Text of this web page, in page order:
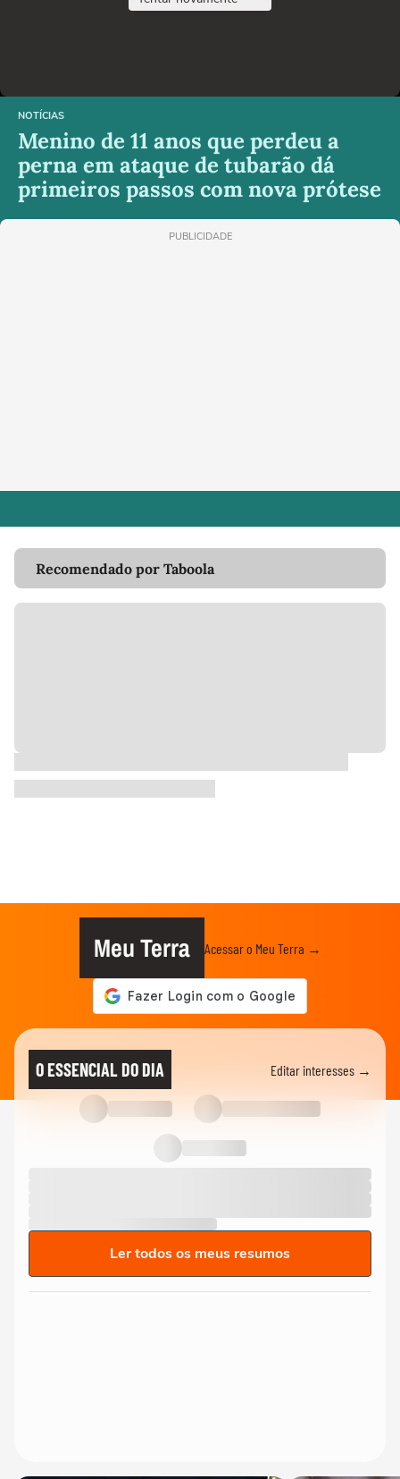
NOTÍCIAS
Menino de 11 anos que perdeu a
perna em ataque de tubarão dá
primeiros passos com nova prótese
PUBLICIDADE
Recomendado por Taboola
Meu Terra Acessar o Meu Terra →
O ESSENCIAL DO DIA Editar interesses →
Ler todos os meus resumos